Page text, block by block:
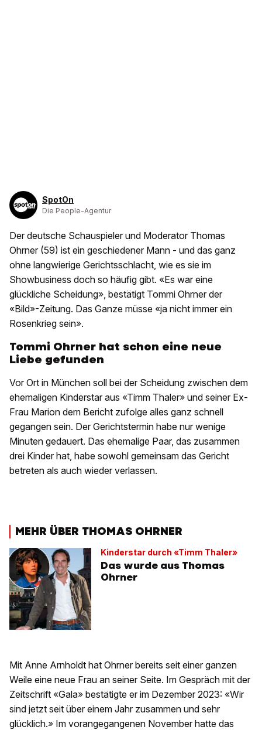
SpotOn
Die People-Agentur
Der deutsche Schauspieler und Moderator Thomas
Ohrner (59) ist ein geschiedener Mann - und das ganz
ohne langwierige Gerichtsschlacht, wie es sie im
Showbusiness doch so häufig gibt. «Es war eine
glückliche Scheidung», bestätigt Tommi Ohrner der
«Bild»-Zeitung. Das Ganze müsse «ja nicht immer ein
Rosenkrieg sein».
Tommi Ohrner hat schon eine neue
Liebe gefunden
Vor Ort in München soll bei der Scheidung zwischen dem
ehemaligen Kinderstar aus «Timm Thaler» und seiner Ex-
Frau Marion dem Bericht zufolge alles ganz schnell
gegangen sein. Der Gerichtstermin habe nur wenige
Minuten gedauert. Das ehemalige Paar, das zusammen
drei Kinder hat, habe sowohl gemeinsam das Gericht
betreten als auch wieder verlassen.
MEHR ÜBER THOMAS OHRNER
Kinderstar durch «Timm Thaler»
Das wurde aus Thomas
Ohrner
Mit Anne Arnholdt hat Ohrner bereits seit einer ganzen
Weile eine neue Frau an seiner Seite. Im Gespräch mit der
Zeitschrift «Gala» bestätigte er im Dezember 2023: «Wir
sind jetzt seit über einem Jahr zusammen und sehr
glücklich.» Im vorangegangenen November hatte das